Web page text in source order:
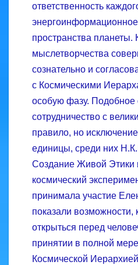
ответственность
пространства планеты.
мыслетворчества
сознательно и
с Космическими
особую фазу. Подобное
сотрудничество с
правило, но
единицы, среди них
Создание Живой Этики
космический
принимала участие
показали возможности,
открыться перед
принятии в полной
Космической